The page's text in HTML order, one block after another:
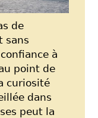
de
sans
à
point de
curiosité
dans
peut la